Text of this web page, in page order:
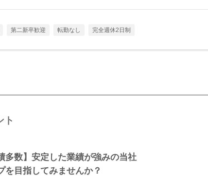
第二新卒歓迎 転勤なし 完全週休2日制
ト
多数】安定した業績が強みの当社
を目指してみませんか？